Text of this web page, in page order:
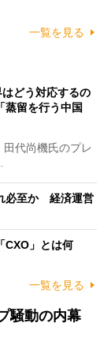
一覧を見る
どう対応するの
留を行う中国
代尚機氏のプレ
必至か 経済運営
CXO」とは何
一覧を見る
騒動の内幕